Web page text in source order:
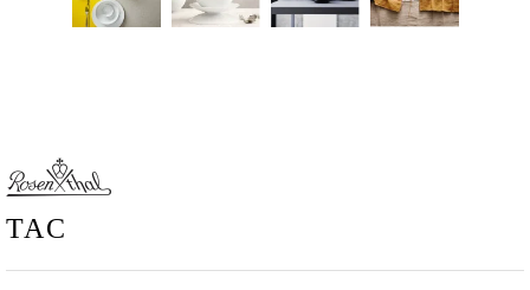
TAC